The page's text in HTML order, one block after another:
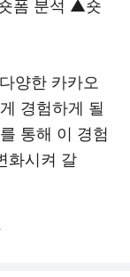
폼 분석 ▲숏
양한 카카오
경험하게 될
통해 이 경험
화시켜 갈